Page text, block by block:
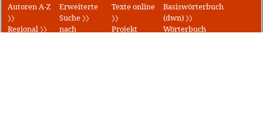
Autoren A-Z
〉〉
Regional 〉〉
Erweiterte
Suche 〉〉
nach
Texte online
〉〉
Projekt
Basiswörterbuch
(dwn) 〉〉
Wörterbuch